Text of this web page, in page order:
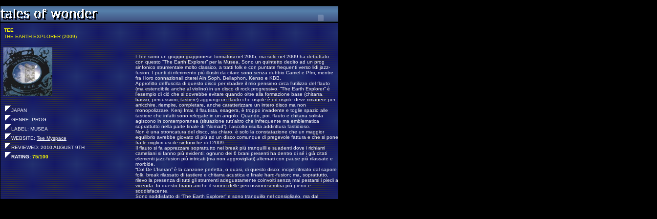
TEE
THE EARTH EXPLORER (2009)
JAPAN
GENRE: PROG
LABEL: MUSEA
WEBSITE:Tee Myspace
REVIEWED: 2010 AUGUST 9TH
RATING:75/100
ITee sono un gruppo giapponese formatosi nel 2005, ma solo nel 2009 ha debuttato
con questo “The Earth Explorer” per la Musea. Sono un quintetto dedito ad un prog
sinfonico strumentale molto classico, a tratti folk e con puntate frequenti verso lidi jazz-
fusion. I punti di riferimento più illustri da citare sono senza dubbio Camel e Pfm, mentre
fra i loro connazionali citerei Ain Soph, Bellaphon, Kenso e KBB.
Approfitto dell’uscita di questo disco per ribadire il mio pensiero circa l’utilizzo del flauto
(ma estendibile anche al violino) in un disco di rock progressivo. “The Earth Explorer” è
l’esempio di ciò che si dovrebbe evitare quando oltre alla formazione base (chitarra,
basso, percussioni, tastiere) aggiungi un flauto che ospite è ed ospite deve rimanere per
arricchire, riempire, completare, anche caratterizzare un intero disco ma non
monopolizzare. Kenji Imai, il flautista, esagera, è troppo invadente e toglie spazio alle
tastiere che infatti sono relegate in un angolo. Quando, poi, flauto e chitarra solista
agiscono in contemporanea (situazione tutt’altro che infrequente ma emblematica
soprattutto nella parte finale di “Nomad”), l’ascolto risulta addirittura fastidioso.
Non è una stroncatura del disco, sia chiaro, è solo la constatazione che un maggior
equilibrio avrebbe giovato di più ad un disco comunque di pregevole fattura e che si pone
fra le migliori uscite sinfoniche del 2009.
Il flauto si fa apprezzare soprattutto nei break più tranquilli e suadenti dove i richiami
cameliani si fanno più evidenti; ognuno dei 6 brani presenti ha dentro di sé i già citati
elementi jazz-fusion più intricati (ma non aggrovigliati) alternati con pause più rilassate e
morbide.
“Col De L’Iseran” è la canzone perfetta, o quasi, di questo disco: incipit ritmato dal sapore
folk, break rilassato di tastiere e chitarra acustica e finale hard-fusion; ma, soprattutto,
rilevo la presenza di tutti gli strumenti adeguatamente coinvolti senza mai pestarsi i piedi a
vicenda. In questo brano anche il suono delle percussioni sembra più pieno e
soddisfacente.
Sono soddisfatto di “The Earth Explorer” e sono tranquillo nel consigliarlo, ma dal